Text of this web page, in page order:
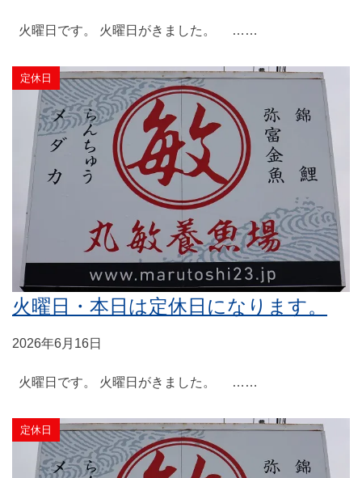
火曜日です。 火曜日がきました。 ……
定休日
火曜日・本日は定休日になります。
2026年6月16日
火曜日です。 火曜日がきました。 ……
定休日